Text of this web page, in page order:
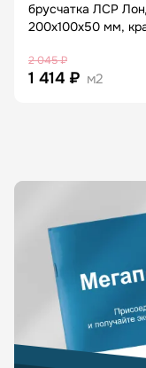
брусчатка ЛСР
200х100х50 мм,
2 045 ₽
1 414 ₽ м2